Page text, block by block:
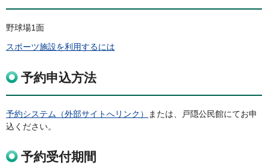
野球場1面
スポーツ施設を利用するには
予約申込方法
予約システム（外部サイトへリンク）
または、戸隠公民館にてお申
込ください。
予約受付期間